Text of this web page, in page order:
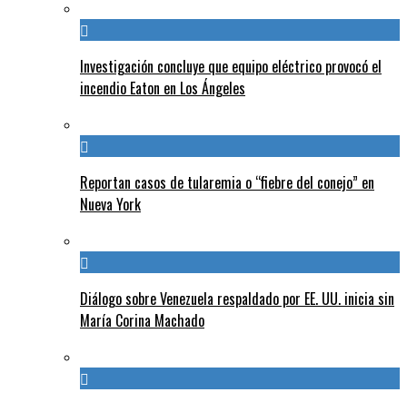
Investigación concluye que equipo eléctrico provocó el
incendio Eaton en Los Ángeles
Reportan casos de tularemia o “fiebre del conejo” en
Nueva York
Diálogo sobre Venezuela respaldado por EE. UU. inicia sin
María Corina Machado